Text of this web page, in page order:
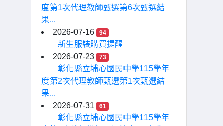
度第1次代理教師甄選第6次甄選結
果...
2026-07-16
94
新生服裝購買提醒
2026-07-23
73
彰化縣立埔心國民中學115學年
度第2次代理教師甄選第1次甄選結
果...
2026-07-31
61
彰化縣立埔心國民中學115學年